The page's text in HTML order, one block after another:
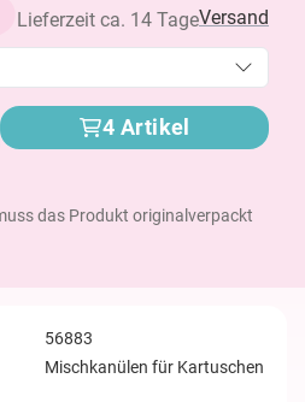
Versand
Lieferzeit ca. 14 Tage
4 Artikel
das Produkt originalverpackt
56883
Mischkanülen für Kartuschen